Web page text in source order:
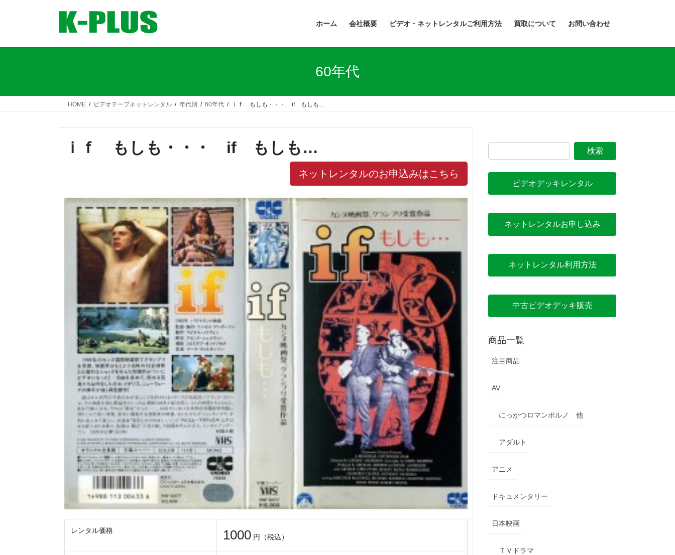
ホーム 会社概要 ビデオ・ネットレンタルご利用方法 買取について お問い合わせ
60年代
HOME ビデオテープネットレンタル 年代別 60年代 ｉｆ もしも・・・ if もしも…
ｉｆ もしも・・・ if もしも…
ネットレンタルのお申込みはこちら
レンタル価格 1000 円（税込）
ビデオデッキレンタル
ネットレンタルお申し込み
ネットレンタル利用方法
中古ビデオデッキ販売
商品一覧
注目商品
AV
にっかつロマンポルノ 他
アダルト
アニメ
ドキュメンタリー
日本映画
ＴＶドラマ